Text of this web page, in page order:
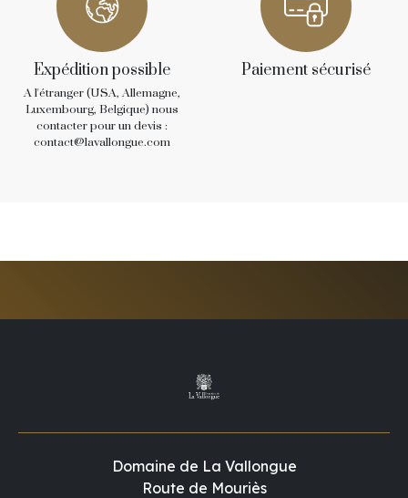
Expédition possible
A l'étranger (USA, Allemagne,
Luxembourg, Belgique) nous
contacter pour un devis :
contact@lavallongue.com
Paiement sécurisé
Domaine de La Vallongue
Route de Mouriès